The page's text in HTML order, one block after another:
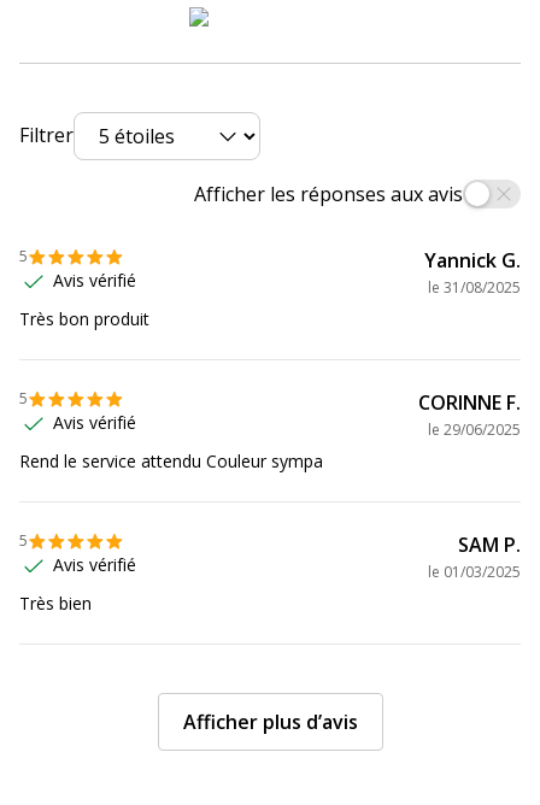
Filtrer
Afficher les réponses aux avis
5
Avis vérifié
Yannick G.
le 31/08/2025
Très bon produit
5
Avis vérifié
CORINNE F.
le 29/06/2025
Rend le service attendu Couleur sympa
5
Avis vérifié
SAM P.
le 01/03/2025
Très bien
Afficher plus d’avis